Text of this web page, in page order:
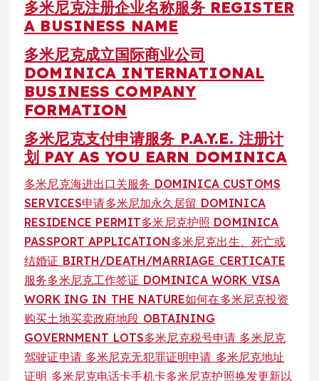
多米尼克注册企业名称服务 REGISTER
A BUSINESS NAME
多米尼克成立国际商业公司
DOMINICA INTERNATIONAL
BUSINESS COMPANY
FORMATION
多米尼克支付申请服务 P.A.Y.E. 注册计
划 PAY AS YOU EARN DOMINICA
多米尼克海进出口关服务 DOMINICA CUSTOMS
SERVICES申请多米尼加永久居留 DOMINICA
RESIDENCE PERMIT多米尼克护照 DOMINICA
PASSPORT APPLICATION多米尼克出生、死亡或
结婚证 BIRTH/DEATH/MARRIAGE CERTICATE
服务多米尼克工作签证 DOMINICA WORK VISA
WORK ING IN THE NATURE如何在多米尼克投资
购买土地买卖政府地段 OBTAINING
GOVERNMENT LOTS多米尼克税号申请 多米尼克
驾驶证申请 多米尼克无犯罪证明申请 多米尼克地址
证明 多米尼克电话卡手机卡多米尼克护照换发更新以